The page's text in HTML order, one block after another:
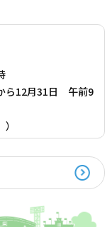
ら12月31日 午前9